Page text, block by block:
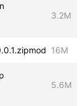
3.2M
16M
5.6M